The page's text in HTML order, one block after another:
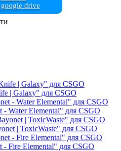
google drive
| Galaxy" для CSGO
Water Elemental" для CSGO
| ToxicWaste" для CSGO
- Fire Elemental" для CSGO